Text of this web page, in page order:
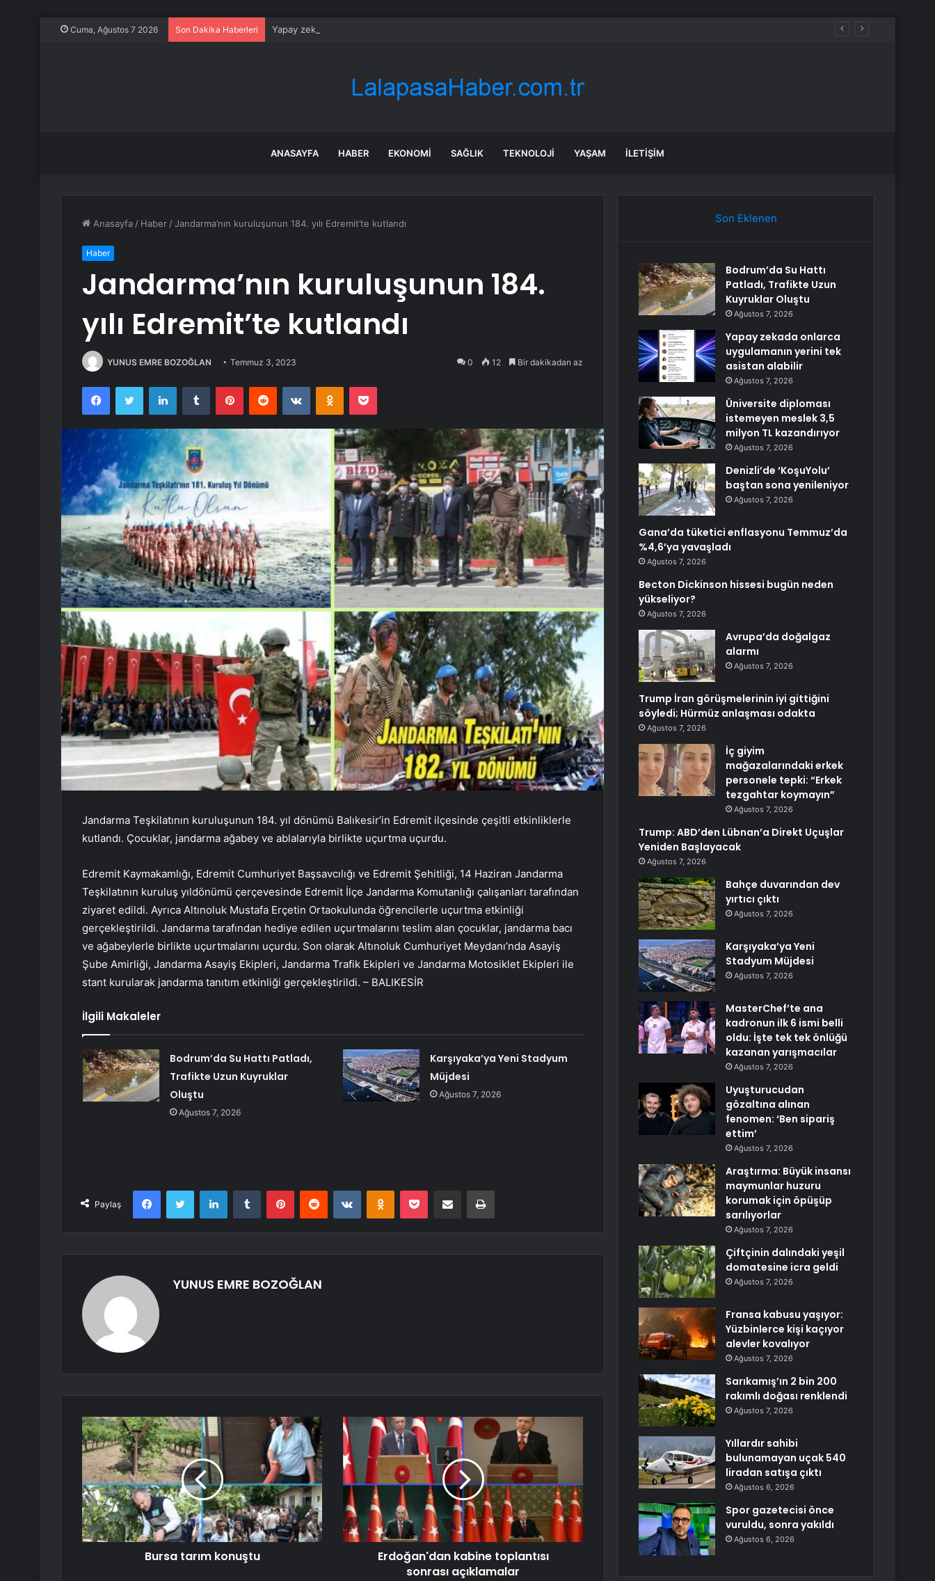
Cuma, Ağustos 7 2026 Son Dakika Haberleri Yapay zekada onlarca uygulamanın yerini tek asistan alabilir
ANASAYFA HABER EKONOMI SAĞLIK TEKNOLOJI YAŞAM İLETIŞIM
Anasayfa / Haber /Jandarma’nın kuruluşunun 184. yılı Edremit’te kutlandı
Haber
Jandarma’nın kuruluşunun 184.
yılı Edremit’te kutlandı
YUNUS EMRE BOZOĞLAN Temmuz 3, 2023 0 12 Bir dakikadan az
FacebookTwitter LinkedInTumblr PinterestReddit VKontakteOdnoklassniki
Pocket
Jandarma Teşkilatının kuruluşunun 184. yıl dönümü Balıkesir’in Edremit ilçesinde çeşitli etkinliklerle
kutlandı. Çocuklar, jandarma ağabey ve ablalarıyla birlikte uçurtma uçurdu.
Edremit Kaymakamlığı, Edremit Cumhuriyet Başsavcılığı ve Edremit Şehitliği, 14 Haziran Jandarma
Teşkilatının kuruluş yıldönümü çerçevesinde Edremit İlçe Jandarma Komutanlığı çalışanları tarafından
ziyaret edildi. Ayrıca Altınoluk Mustafa Erçetin Ortaokulunda öğrencilerle uçurtma etkinliği
gerçekleştirildi. Jandarma tarafından hediye edilen uçurtmalarını teslim alan çocuklar, jandarma bacı
ve ağabeylerle birlikte uçurtmalarını uçurdu. Son olarak Altınoluk Cumhuriyet Meydanı’nda Asayiş
Şube Amirliği, Jandarma Asayiş Ekipleri, Jandarma Trafik Ekipleri ve Jandarma Motosiklet Ekipleri ile
stant kurularak jandarma tanıtım etkinliği gerçekleştirildi. – BALIKESİR
İlgili Makaleler
Bodrum’da Su Hattı Patladı,
Trafikte Uzun Kuyruklar
Oluştu
Ağustos 7, 2026
Karşıyaka’ya Yeni Stadyum
Müjdesi
Ağustos 7, 2026
Paylaş
FacebookTwitter LinkedInTumblr PinterestReddit VKontakteOdnoklassniki
Pocket E-Posta ile paylaş Yazdır
YUNUS EMRE BOZOĞLAN
Bursa tarım konuştu
Erdoğan'dan kabine toplantısı
sonrası açıklamalar
Son Eklenen
Bodrum’da Su Hattı
Patladı, Trafikte Uzun
Kuyruklar Oluştu
Ağustos 7, 2026
Yapay zekada onlarca
uygulamanın yerini tek
asistan alabilir
Ağustos 7, 2026
Üniversite diploması
istemeyen meslek 3,5
milyon TL kazandırıyor
Ağustos 7, 2026
Denizli’de ‘KoşuYolu’
baştan sona yenileniyor
Ağustos 7, 2026
Gana’da tüketici enflasyonu Temmuz’da
%4,6’ya yavaşladı
Ağustos 7, 2026
Becton Dickinson hissesi bugün neden
yükseliyor?
Ağustos 7, 2026
Avrupa’da doğalgaz
alarmı
Ağustos 7, 2026
Trump İran görüşmelerinin iyi gittiğini
söyledi; Hürmüz anlaşması odakta
Ağustos 7, 2026
İç giyim
mağazalarındaki erkek
personele tepki: “Erkek
tezgahtar koymayın”
Ağustos 7, 2026
Trump: ABD’den Lübnan’a Direkt Uçuşlar
Yeniden Başlayacak
Ağustos 7, 2026
Bahçe duvarından dev
yırtıcı çıktı
Ağustos 7, 2026
Karşıyaka’ya Yeni
Stadyum Müjdesi
Ağustos 7, 2026
MasterChef’te ana
kadronun ilk 6 ismi belli
oldu: İşte tek tek önlüğü
kazanan yarışmacılar
Ağustos 7, 2026
Uyuşturucudan
gözaltına alınan
fenomen: ‘Ben sipariş
ettim’
Ağustos 7, 2026
Araştırma: Büyük insansı
maymunlar huzuru
korumak için öpüşüp
sarılıyorlar
Ağustos 7, 2026
Çiftçinin dalındaki yeşil
domatesine icra geldi
Ağustos 7, 2026
Fransa kabusu yaşıyor:
Yüzbinlerce kişi kaçıyor
alevler kovalıyor
Ağustos 7, 2026
Sarıkamış’ın 2 bin 200
rakımlı doğası renklendi
Ağustos 7, 2026
Yıllardır sahibi
bulunamayan uçak 540
liradan satışa çıktı
Ağustos 6, 2026
Spor gazetecisi önce
vuruldu, sonra yakıldı
Ağustos 6, 2026